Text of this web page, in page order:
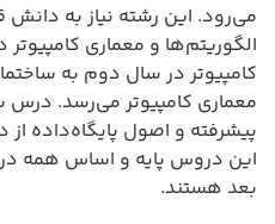
می‌رود. این رشته نیاز به
الگوریتم‌ها و معماری
کامپیوتر در سال دوم به
معماری کامپیوتر می‌رسد. درس
پیشرفته و اصول پایگاه‌داده
این دروس پایه و اساس همه
بعد هستند.